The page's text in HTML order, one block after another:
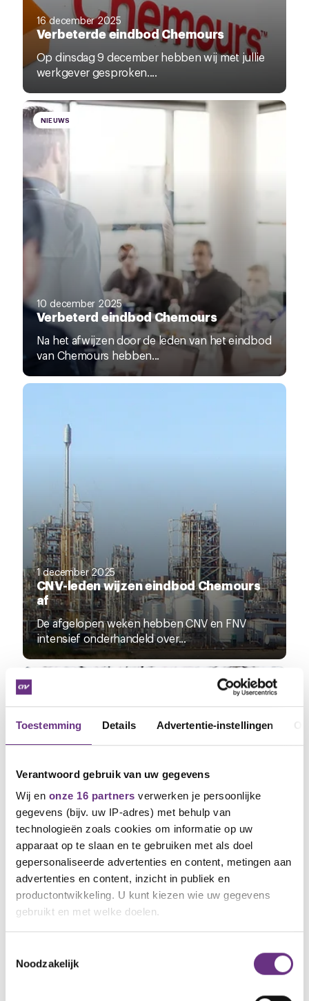
Toestemming Details Advertentie-instellingen
Verantwoord gebruik van uw gegevens
Wij en onze 16 partners verwerken je persoonlijke
gegevens (bijv. uw IP-adres) met behulp van
technologieën zoals cookies om informatie op uw
apparaat op te slaan en te gebruiken met als doel
gepersonaliseerde advertenties en content, metingen aan
advertenties en content, inzicht in publiek en
productontwikkeling. U kunt kiezen wie uw gegevens
gebruikt en met welke doelen.
Informatie verzamelen over uw geografische
Uw apparaat identificeren door het actief te
Noodzakelijk
16 december 2025
Verbeterde eindbod Chemours
Op dinsdag 9 december hebben wij met jullie
werkgever gesproken....
NIEUWS
10 december 2025
Verbeterd eindbod Chemours
Na het afwijzen door de leden van het eindbod
van Chemours hebben...
1 december 2025
CNV-leden wijzen eindbod Chemours
af
De afgelopen weken hebben CNV en FNV
intensief onderhandeld over...
13 november 2025
Leden stemmen tegen eindbod
Chemours
Inmiddels is de uitslag bekend van de